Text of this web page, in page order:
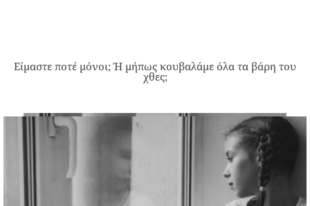
Είμαστε ποτέ μόνοι; Ή μήπως κουβαλάμε όλα τα βάρη του
χθες;